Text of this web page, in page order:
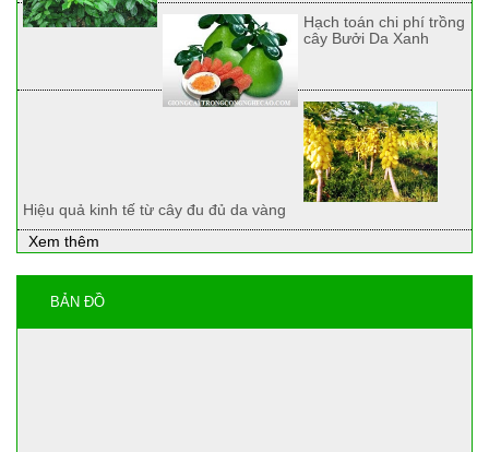
Hạch toán chi phí trồng
cây Bưởi Da Xanh
Hiệu quả kinh tế từ cây đu đủ da vàng
Xem thêm
BẢN ĐỒ